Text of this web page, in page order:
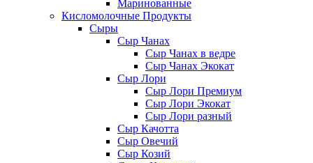
Маринованные
Кисломолочные Продукты
Сыры
Сыр Чанах
Сыр Чанах в ведре
Сыр Чанах Экокат
Сыр Лори
Сыр Лори Премиум
Сыр Лори Экокат
Сыр Лори разный
Сыр Качотта
Сыр Овечий
Сыр Козий